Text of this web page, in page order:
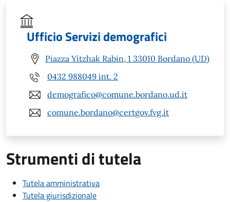
Ufficio Servizi demografici
Piazza Yitzhak Rabin, 1 33010 Bordano (UD)
0432 988049 int. 2
demografico@comune.bordano.ud.it
comune.bordano@certgov.fvg.it
Strumenti di tutela
Tutela amministrativa
Tutela giurisdizionale